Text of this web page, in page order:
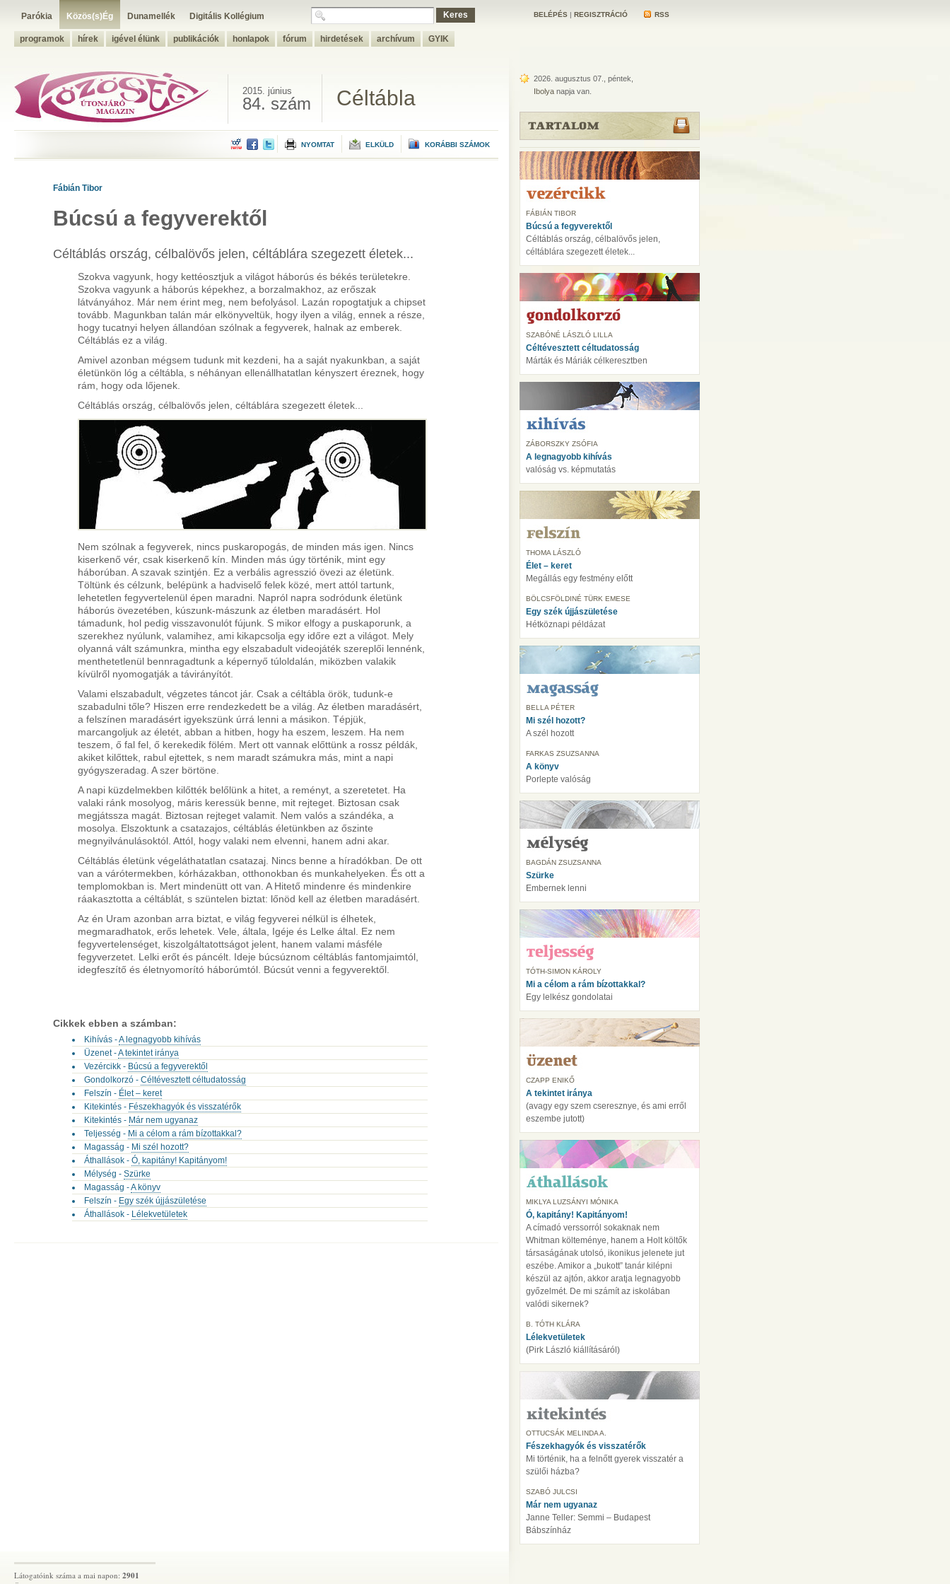
Parókia Közös(s)Ég Dunamellék Digitális Kollégium Keres BELÉPÉS | REGISZTRÁCIÓ RSS
programok hírek igével élünk publikációk honlapok fórum hirdetések archívum GYIK
2015. június
84. szám Céltábla
KORÁBBI SZÁMOK
ELKÜLD
NYOMTAT
Fábián Tibor
Búcsú a fegyverektől
Céltáblás ország, célbalövős jelen, céltáblára szegezett életek...
Szokva vagyunk, hogy kettéosztjuk a világot háborús és békés területekre.
Szokva vagyunk a háborús képekhez, a borzalmakhoz, az erőszak
látványához. Már nem érint meg, nem befolyásol. Lazán ropogtatjuk a chipset
tovább. Magunkban talán már elkönyveltük, hogy ilyen a világ, ennek a része,
hogy tucatnyi helyen állandóan szólnak a fegyverek, halnak az emberek.
Céltáblás ez a világ.
Amivel azonban mégsem tudunk mit kezdeni, ha a saját nyakunkban, a saját
életünkön lóg a céltábla, s néhányan ellenállhatatlan kényszert éreznek, hogy
rám, hogy oda lőjenek.
Céltáblás ország, célbalövős jelen, céltáblára szegezett életek...
Nem szólnak a fegyverek, nincs puskaropogás, de minden más igen. Nincs
kiserkenő vér, csak kiserkenő kín. Minden más úgy történik, mint egy
háborúban. A szavak szintjén. Ez a verbális agresszió övezi az életünk.
Töltünk és célzunk, belépünk a hadviselő felek közé, mert attól tartunk,
lehetetlen fegyvertelenül épen maradni. Napról napra sodródunk életünk
háborús övezetében, kúszunk-mászunk az életben maradásért. Hol
támadunk, hol pedig visszavonulót fújunk. S mikor elfogy a puskaporunk, a
szerekhez nyúlunk, valamihez, ami kikapcsolja egy időre ezt a világot. Mely
olyanná vált számunkra, mintha egy elszabadult videojáték szereplői lennénk,
menthetetlenül bennragadtunk a képernyő túloldalán, miközben valakik
kívülről nyomogatják a távirányítót.
Valami elszabadult, végzetes táncot jár. Csak a céltábla örök, tudunk-e
szabadulni tőle? Hiszen erre rendezkedett be a világ. Az életben maradásért,
a felszínen maradásért igyekszünk úrrá lenni a másikon. Tépjük,
marcangoljuk az életét, abban a hitben, hogy ha eszem, leszem. Ha nem
teszem, ő fal fel, ő kerekedik fölém. Mert ott vannak előttünk a rossz példák,
akiket kilőttek, rabul ejtettek, s nem maradt számukra más, mint a napi
gyógyszeradag. A szer börtöne.
A napi küzdelmekben kilőtték belőlünk a hitet, a reményt, a szeretetet. Ha
valaki ránk mosolyog, máris keressük benne, mit rejteget. Biztosan csak
megjátssza magát. Biztosan rejteget valamit. Nem valós a szándéka, a
mosolya. Elszoktunk a csatazajos, céltáblás életünkben az őszinte
megnyilvánulásoktól. Attól, hogy valaki nem elvenni, hanem adni akar.
Céltáblás életünk végeláthatatlan csatazaj. Nincs benne a híradókban. De ott
van a várótermekben, kórházakban, otthonokban és munkahelyeken. És ott a
templomokban is. Mert mindenütt ott van. A Hitető mindenre és mindenkire
ráakasztotta a céltáblát, s szüntelen biztat: lőnöd kell az életben maradásért.
Az én Uram azonban arra biztat, e világ fegyverei nélkül is élhetek,
megmaradhatok, erős lehetek. Vele, általa, Igéje és Lelke által. Ez nem
fegyvertelenséget, kiszolgáltatottságot jelent, hanem valami másféle
fegyverzetet. Lelki erőt és páncélt. Ideje búcsúznom céltáblás fantomjaimtól,
idegfeszítő és életnyomorító háborúmtól. Búcsút venni a fegyverektől.
Cikkek ebben a számban:
Kihívás -A legnagyobb kihívás
Üzenet -A tekintet iránya
Vezércikk - Búcsú a fegyverektől
Gondolkorzó - Céltévesztett céltudatosság
Felszín - Élet – keret
Kitekintés - Fészekhagyók és visszatérők
Kitekintés - Már nem ugyanaz
Teljesség - Mi a célom a rám bízottakkal?
Magasság - Mi szél hozott?
Áthallások - Ó, kapitány! Kapitányom!
Mélység - Szürke
Magasság -A könyv
Felszín - Egy szék újjászületése
Áthallások - Lélekvetületek
2026. augusztus 07., péntek,
Ibolya napja van.
FÁBIÁN TIBOR
Búcsú a fegyverektől
Céltáblás ország, célbalövős jelen,
céltáblára szegezett életek...
SZABÓNÉ LÁSZLÓ LILLA
Céltévesztett céltudatosság
Márták és Máriák célkeresztben
ZÁBORSZKY ZSÓFIA
A legnagyobb kihívás
valóság vs. képmutatás
THOMA LÁSZLÓ
Élet – keret
Megállás egy festmény előtt
BÖLCSFÖLDINÉ TÜRK EMESE
Egy szék újjászületése
Hétköznapi példázat
BELLA PÉTER
Mi szél hozott?
A szél hozott
FARKAS ZSUZSANNA
A könyv
Porlepte valóság
BAGDÁN ZSUZSANNA
Szürke
Embernek lenni
TÓTH-SIMON KÁROLY
Mi a célom a rám bízottakkal?
Egy lelkész gondolatai
CZAPP ENIKŐ
A tekintet iránya
(avagy egy szem cseresznye, és ami erről
eszembe jutott)
MIKLYA LUZSÁNYI MÓNIKA
Ó, kapitány! Kapitányom!
A címadó verssorról sokaknak nem
Whitman költeménye, hanem a Holt költők
társaságának utolsó, ikonikus jelenete jut
eszébe. Amikor a „bukott” tanár kilépni
készül az ajtón, akkor aratja legnagyobb
győzelmét. De mi számít az iskolában
valódi sikernek?
B. TÓTH KLÁRA
Lélekvetületek
(Pirk László kiállításáról)
OTTUCSÁK MELINDA A.
Fészekhagyók és visszatérők
Mi történik, ha a felnőtt gyerek visszatér a
szülői házba?
SZABÓ JULCSI
Már nem ugyanaz
Janne Teller: Semmi – Budapest
Bábszínház
Látogatóink száma a mai napon: 2901